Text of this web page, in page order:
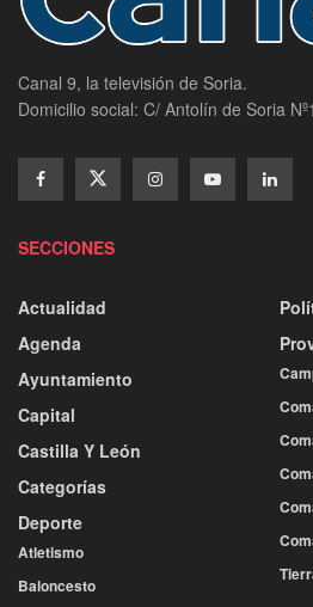
Canal 9, la televisión de Soria.
Domicilio social: C/ Antolín de Soria
SECCIONES
Actualidad
Agenda
Ayuntamiento
Capital
Castilla Y León
Categorías
Deporte
Atletismo
Baloncesto